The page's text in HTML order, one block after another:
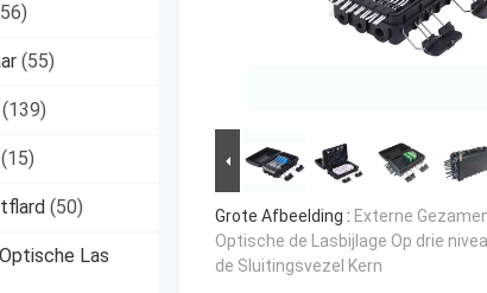
(55)
(139)
(15)
(50)
Las
Grote Afbeelding : Externe
Optische de Lasbijlage Op drie
de Sluitingsvezel Kern